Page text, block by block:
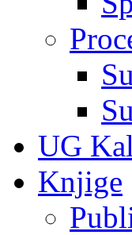
UG
Knjige